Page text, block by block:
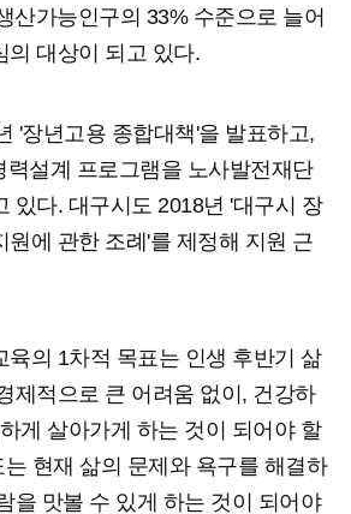
산가능인구의 33% 수준으로 늘어
의 대상이 되고 있다.
'장년고용 종합대책'을 발표하고,
력설계 프로그램을 노사발전재단
있다. 대구시도 2018년 '대구시 장
원에 관한 조례'를 제정해 지원 근
육의 1차적 목표는 인생 후반기 삶
제적으로 큰 어려움 없이, 건강하
게 살아가게 하는 것이 되어야 할
현재 삶의 문제와 욕구를 해결하
을 맛볼 수 있게 하는 것이 되어야